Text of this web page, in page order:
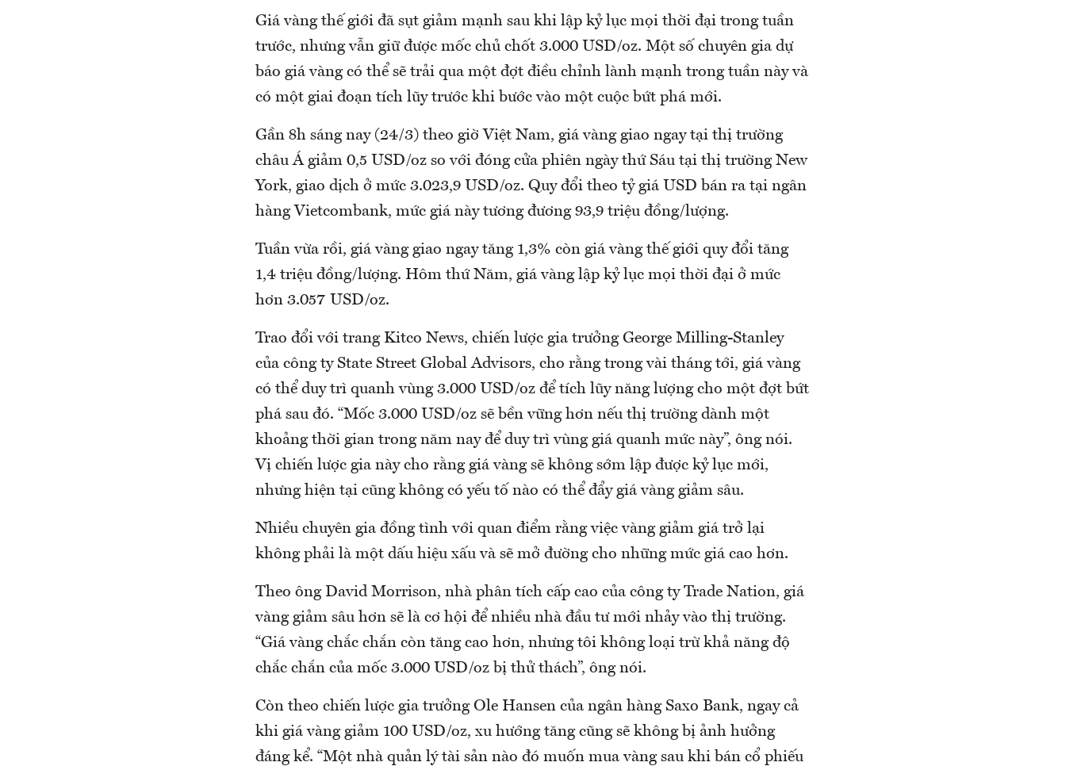
Giá vàng thế giới đã sụt giảm mạnh sau khi lập kỷ lục mọi thời đại trong tuần
trước, nhưng vẫn giữ được mốc chủ chốt 3.000 USD/oz. Một số chuyên gia dự
báo giá vàng có thể sẽ trải qua một đợt điều chỉnh lành mạnh trong tuần này và
có một giai đoạn tích lũy trước khi bước vào một cuộc bứt phá mới.
Gần 8h sáng nay (24/3) theo giờ Việt Nam, giá vàng giao ngay tại thị trường
châu Á giảm 0,5 USD/oz so với đóng cửa phiên ngày thứ Sáu tại thị trường New
York, giao dịch ở mức 3.023,9 USD/oz. Quy đổi theo tỷ giá USD bán ra tại ngân
hàng Vietcombank, mức giá này tương đương 93,9 triệu đồng/lượng.
Tuần vừa rồi, giá vàng giao ngay tăng 1,3% còn giá vàng thế giới quy đổi tăng
1,4 triệu đồng/lượng. Hôm thứ Năm, giá vàng lập kỷ lục mọi thời đại ở mức
hơn 3.057 USD/oz.
Trao đổi với trang Kitco News, chiến lược gia trưởng George Milling-Stanley
của công ty State Street Global Advisors, cho rằng trong vài tháng tới, giá vàng
có thể duy trì quanh vùng 3.000 USD/oz để tích lũy năng lượng cho một đợt bứt
phá sau đó. “Mốc 3.000 USD/oz sẽ bền vững hơn nếu thị trường dành một
khoảng thời gian trong năm nay để duy trì vùng giá quanh mức này”, ông nói.
Vị chiến lược gia này cho rằng giá vàng sẽ không sớm lập được kỷ lục mới,
nhưng hiện tại cũng không có yếu tố nào có thể đẩy giá vàng giảm sâu.
Nhiều chuyên gia đồng tình với quan điểm rằng việc vàng giảm giá trở lại
không phải là một dấu hiệu xấu và sẽ mở đường cho những mức giá cao hơn.
Theo ông David Morrison, nhà phân tích cấp cao của công ty Trade Nation, giá
vàng giảm sâu hơn sẽ là cơ hội để nhiều nhà đầu tư mới nhảy vào thị trường.
“Giá vàng chắc chắn còn tăng cao hơn, nhưng tôi không loại trừ khả năng độ
chắc chắn của mốc 3.000 USD/oz bị thử thách”, ông nói.
Còn theo chiến lược gia trưởng Ole Hansen của ngân hàng Saxo Bank, ngay cả
khi giá vàng giảm 100 USD/oz, xu hướng tăng cũng sẽ không bị ảnh hưởng
đáng kể. “Một nhà quản lý tài sản nào đó muốn mua vàng sau khi bán cổ phiếu